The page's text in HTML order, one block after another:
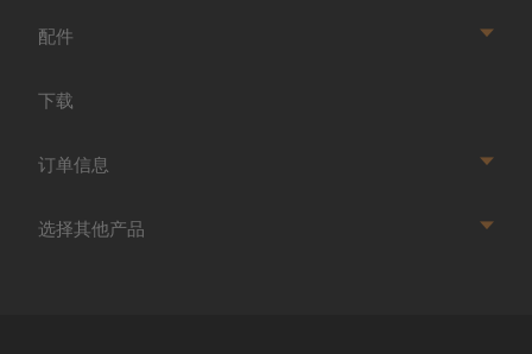
配件
下载
订单信息
选择其他产品